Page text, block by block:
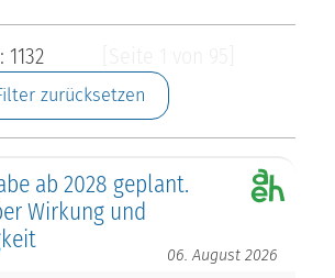
1132
zurücksetzen
ab 2028 geplant.
Wirkung und
06. August 2026